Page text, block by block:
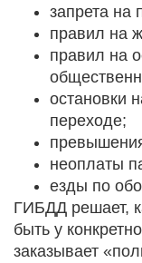
запрета на
правил на
правил на
остановки
переходе;
неоплаты
езды по
ГИБДД решает,
быть у
заказывает